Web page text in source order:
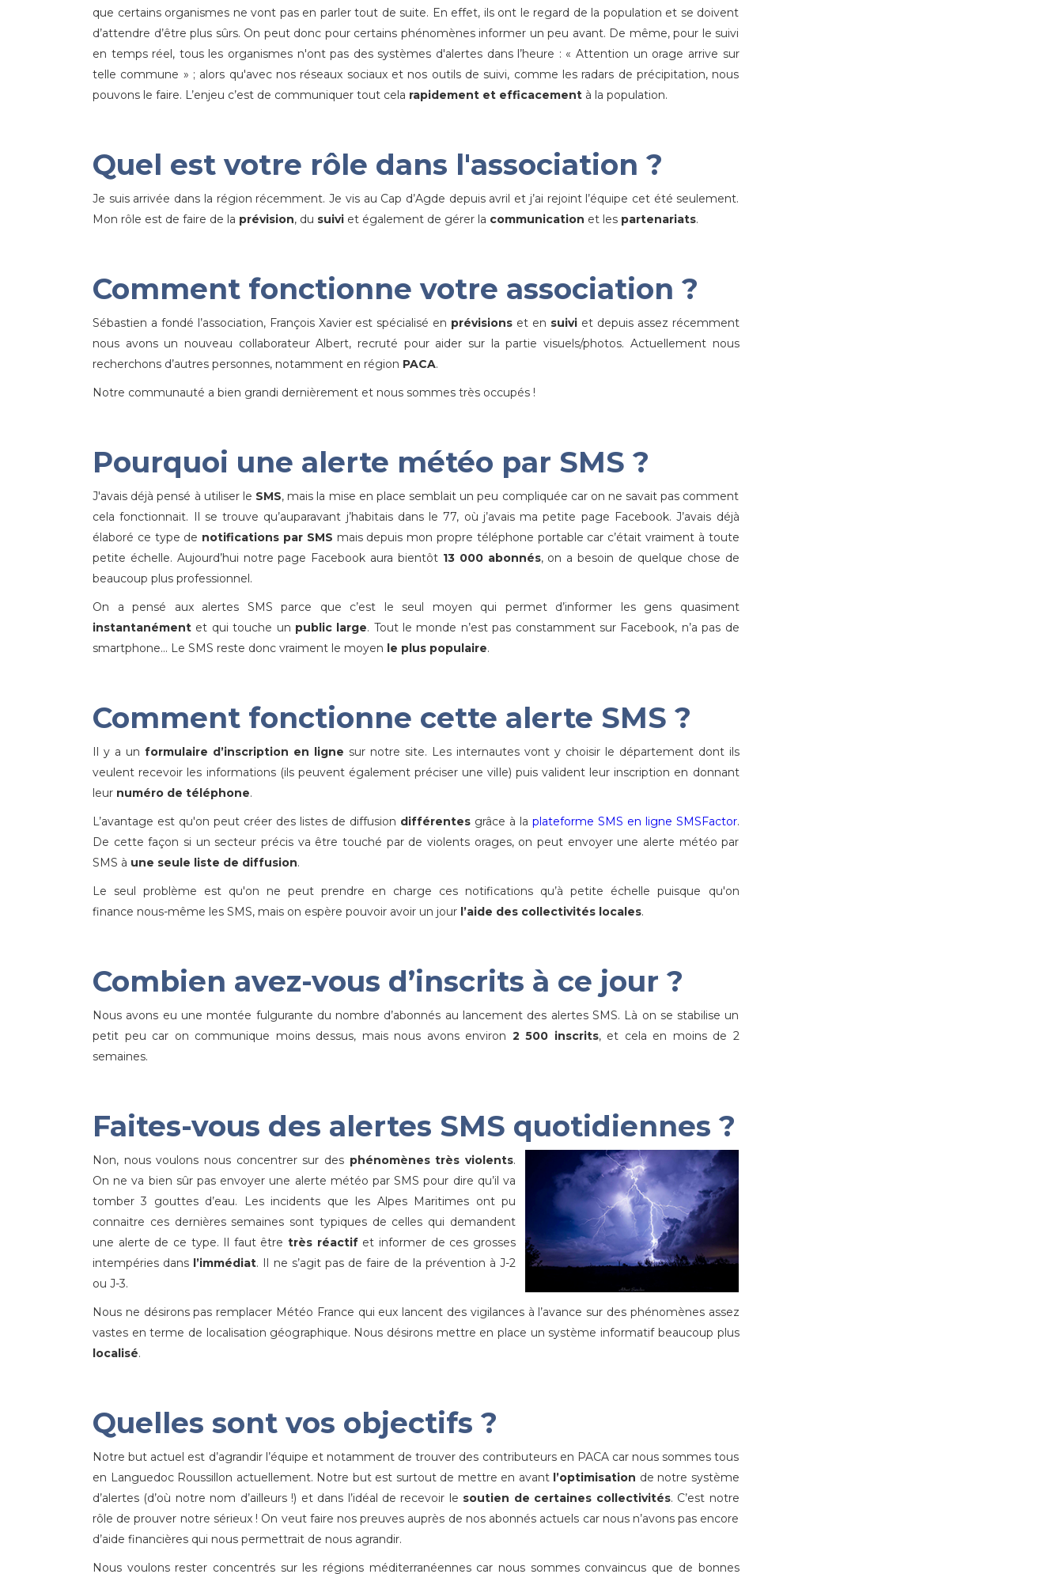
que certains organismes ne vont pas en parler tout de suite. En effet, ils ont le regard de la population et se doivent
d’attendre d’être plus sûrs. On peut donc pour certains phénomènes informer un peu avant. De même, pour le suivi
en temps réel, tous les organismes n'ont pas des systèmes d'alertes dans l’heure : « Attention un orage arrive sur
telle commune » ; alors qu'avec nos réseaux sociaux et nos outils de suivi, comme les radars de précipitation, nous
pouvons le faire. L’enjeu c’est de communiquer tout cela rapidement et efficacement à la population.
Quel est votre rôle dans l'association ?
Je suis arrivée dans la région récemment. Je vis au Cap d’Agde depuis avril et j’ai rejoint l’équipe cet été seulement.
Mon rôle est de faire de la prévision, du suivi et également de gérer la communication et les partenariats.
Comment fonctionne votre association ?
Sébastien a fondé l’association, François Xavier est spécialisé en prévisions et en suivi et depuis assez récemment
nous avons un nouveau collaborateur Albert, recruté pour aider sur la partie visuels/photos. Actuellement nous
recherchons d’autres personnes, notamment en région PACA.
Notre communauté a bien grandi dernièrement et nous sommes très occupés !
Pourquoi une alerte météo par SMS ?
J'avais déjà pensé à utiliser le SMS, mais la mise en place semblait un peu compliquée car on ne savait pas comment
cela fonctionnait. Il se trouve qu’auparavant j’habitais dans le 77, où j’avais ma petite page Facebook. J’avais déjà
élaboré ce type de notifications par SMS mais depuis mon propre téléphone portable car c’était vraiment à toute
petite échelle. Aujourd’hui notre page Facebook aura bientôt 13 000 abonnés, on a besoin de quelque chose de
beaucoup plus professionnel.
On a pensé aux alertes SMS parce que c’est le seul moyen qui permet d’informer les gens quasiment
instantanément et qui touche un public large. Tout le monde n’est pas constamment sur Facebook, n’a pas de
smartphone... Le SMS reste donc vraiment le moyen le plus populaire.
Comment fonctionne cette alerte SMS ?
Il y a un formulaire d’inscription en ligne sur notre site. Les internautes vont y choisir le département dont ils
veulent recevoir les informations (ils peuvent également préciser une ville) puis valident leur inscription en donnant
leur numéro de téléphone.
L’avantage est qu'on peut créer des listes de diffusion différentes grâce à la plateforme SMS en ligne SMSFactor.
De cette façon si un secteur précis va être touché par de violents orages, on peut envoyer une alerte météo par
SMS à une seule liste de diffusion.
Le seul problème est qu'on ne peut prendre en charge ces notifications qu’à petite échelle puisque qu'on
finance nous-même les SMS, mais on espère pouvoir avoir un jour l’aide des collectivités locales.
Combien avez-vous d’inscrits à ce jour ?
Nous avons eu une montée fulgurante du nombre d’abonnés au lancement des alertes SMS. Là on se stabilise un
petit peu car on communique moins dessus, mais nous avons environ 2 500 inscrits, et cela en moins de 2
semaines.
Faites-vous des alertes SMS quotidiennes ?
Non, nous voulons nous concentrer sur des phénomènes très violents.
On ne va bien sûr pas envoyer une alerte météo par SMS pour dire qu’il va
tomber 3 gouttes d’eau. Les incidents que les Alpes Maritimes ont pu
connaitre ces dernières semaines sont typiques de celles qui demandent
une alerte de ce type. Il faut êtretrès réactifet informer de ces grosses
intempéries dans l’immédiat. Il ne s’agit pas de faire de la prévention à J-2
ou J-3.
Nous ne désirons pas remplacer Météo France qui eux lancent des vigilances à l’avance sur des phénomènes assez
vastes en terme de localisation géographique. Nous désirons mettre en place un système informatif beaucoup plus
localisé.
Quelles sont vos objectifs ?
Notre but actuel est d’agrandir l’équipe et notamment de trouver des contributeurs en PACA car nous sommes tous
en Languedoc Roussillon actuellement. Notre but est surtout de mettre en avant l’optimisation de notre système
d’alertes (d’où notre nom d’ailleurs !) et dans l’idéal de recevoir le soutien de certaines collectivités. C’est notre
rôle de prouver notre sérieux ! On veut faire nos preuves auprès de nos abonnés actuels car nous n’avons pas encore
d’aide financières qui nous permettrait de nous agrandir.
Nous voulons rester concentrés sur les régions méditerranéennes car nous sommes convaincus que de bonnes